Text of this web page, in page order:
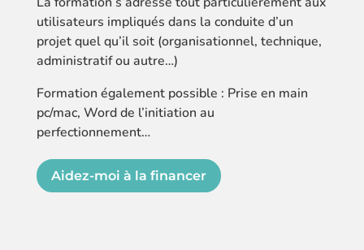
utilisateurs impliqués dans la conduite d’un
projet quel qu’il soit (organisationnel, technique,
administratif ou autre…)
Formation également possible : Prise en main
pc/mac, Word de l’initiation au
perfectionnement…
Aidez-moi à la financer